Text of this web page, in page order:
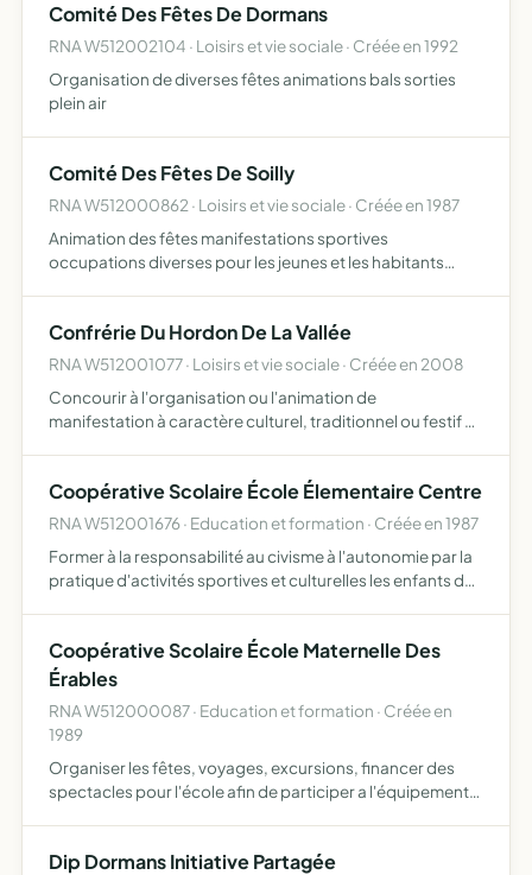
Comité Des Fêtes De Dormans
RNA W512002104 · Loisirs et vie sociale · Créée en 1992
Organisation de diverses fêtes animations bals sorties
plein air
Comité Des Fêtes De Soilly
RNA W512000862 · Loisirs et vie sociale · Créée en 1987
Animation des fêtes manifestations sportives
occupations diverses pour les jeunes et les habitants
Confrérie Du Hordon De La Vallée
RNA W512001077 · Loisirs et vie sociale · Créée en 2008
Concourir à l'organisation ou l'animation de
manifestation à caractère culturel, traditionnel ou festif en
Coopérative Scolaire École Élementaire Centre
RNA W512001676 · Education et formation · Créée en 1987
Former à la responsabilité au civisme à l'autonomie par la
pratique d'activités sportives et culturelles les enfants de
Coopérative Scolaire École Maternelle Des
Érables
RNA W512000087 · Education et formation · Créée en
1989
Organiser les fêtes, voyages, excursions, financer des
spectacles pour l'école afin de participer a l'équipement
Dip Dormans Initiative Partagée